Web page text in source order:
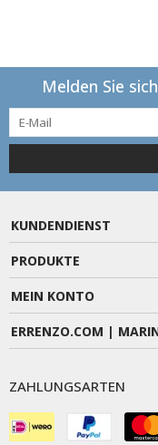
Melden Sie
KUNDENDIENST
PRODUKTE
MEIN KONTO
ERRENZO.COM |
ZAHLUNGSARTEN